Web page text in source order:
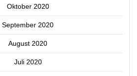
Oktober 2020
September 2020
August 2020
Juli 2020